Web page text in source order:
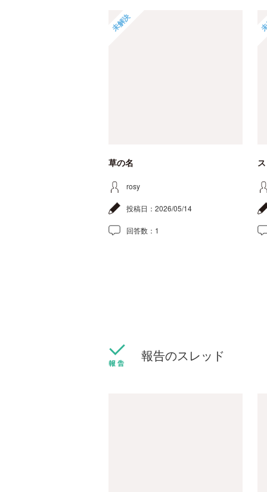
未解決
草の名
rosy
投稿日： 2026/05/14
回答数： 1
報告のスレッド